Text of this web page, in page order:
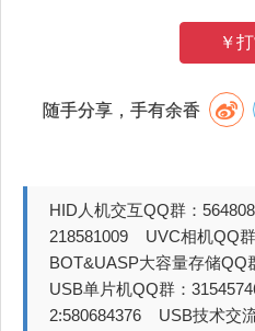
￥
随手分享，手有余香
HID人机交互QQ群：
218581009 UVC相机QQ
BOT&UASP大容量存储
USB单片机QQ群：
2:580684376 USB技术交